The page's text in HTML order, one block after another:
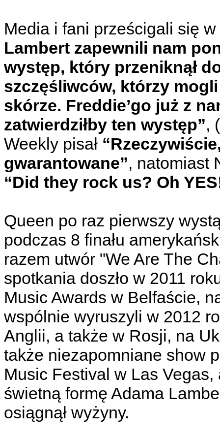
Media i fani prześcigali się
Lambert zapewnili nam
występ, który przeniknął
szczęśliwców, którzy
skórze. Freddie’go już z
zatwierdziłby ten występ”,
Weekly pisał
gwarantowane”, natomiast
“Did they rock us? Oh
Queen po raz pierwszy
podczas 8 finału
razem utwór "We Are The
spotkania doszło w 2011
Music Awards w Belfaście,
wspólnie wyruszyli w 2012
Anglii, a także w Rosji, na
także niezapomniane show
Music Festival w Las
świetną formę Adama
osiągnął wyżyny.